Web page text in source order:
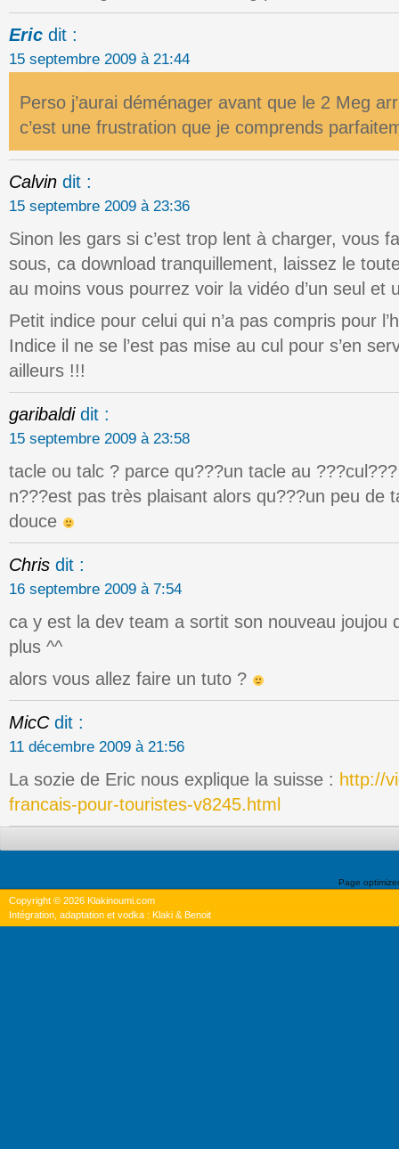
Eric dit :
15 septembre 2009 à 21:44
Perso j’aurai déménager avant que le 2 Meg
c’est une frustration que je comprends
Calvin dit :
15 septembre 2009 à 23:36
Sinon les gars si c’est trop lent à charger, vous
sous, ca download tranquillement, laissez le
au moins vous pourrez voir la vidéo d’un seul et
Petit indice pour celui qui n’a pas compris pour
Indice il ne se l’est pas mise au cul pour s’en
ailleurs !!!
garibaldi dit :
15 septembre 2009 à 23:58
tacle ou talc ? parce qu???un tacle au
n???est pas très plaisant alors qu???un peu de
douce
Chris dit :
16 septembre 2009 à 7:54
ca y est la dev team a sortit son nouveau joujou
plus ^^
alors vous allez faire un tuto ?
MicC dit :
11 décembre 2009 à 21:56
La sozie de Eric nous explique la suisse : http://
francais-pour-touristes-v8245.html
Page
Copyright © 2026 Klakinoumi.com
Intégration, adaptation et vodka : Klaki & Benoit